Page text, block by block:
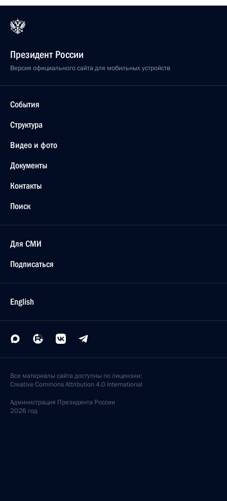
Президент России
Версия официального сайта для мобильных устройств
События
Структура
Видео и фото
Документы
Контакты
Поиск
Для СМИ
Подписаться
English
Все материалы сайта доступны по лицензии:
Creative Commons Attribution 4.0 International
Администрация Президента России
2026 год